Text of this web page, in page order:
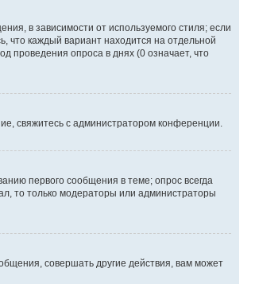
в зависимости от используемого стиля; если
что каждый вариант находится на отдельной
проведения опроса в днях (0 означает, что
свяжитесь с администратором конференции.
первого сообщения в теме; опрос всегда
то только модераторы или администраторы
совершать другие действия, вам может